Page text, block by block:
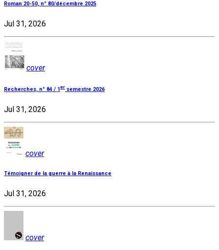
Roman 20-50, n° 80/décembre 2025
Jul 31, 2026
cover
Recherches, n° 84 / 1er semestre 2026
Jul 31, 2026
cover
Témoigner de la guerre à la Renaissance
Jul 31, 2026
cover